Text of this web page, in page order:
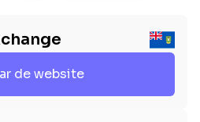
de website